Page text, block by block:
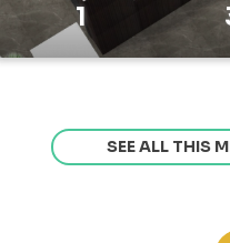
1
SEE ALL THIS